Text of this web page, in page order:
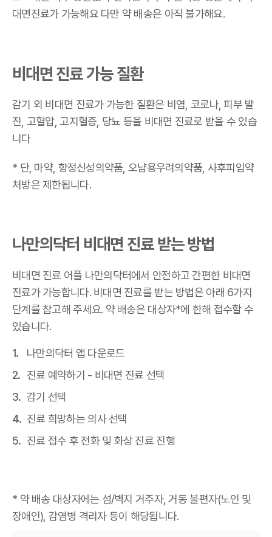
대면진료가 가능해요다만 약 배송은 아직 불가해요.
비대면 진료 가능 질환
감기 외 비대면 진료가 가능한 질환은 비염, 코로나, 피부 발
진, 고혈압, 고지혈증, 당뇨 등을 비대면 진료로 받을 수 있습
니다
* 단, 마약, 향정신성의약품, 오냠용우려의약품, 사후피임약
처방은 제한됩니다.
나만의닥터 비대면 진료 받는 방법
비대면 진료 어플 나만의닥터에서 안전하고 간편한 비대면
진료가 가능합니다. 비대면 진료를 받는 방법은 아래 6가지
단계를 참고해 주세요. 약 배송은 대상자*에 한해 접수할 수
있습니다.
나만의닥터 앱 다운로드
진료 예약하기 - 비대면 진료 선택
감기 선택
진료 희망하는 의사 선택
진료 접수 후 전화 및 화상 진료 진행
* 약 배송 대상자에는 섬/벽지 거주자, 거동 불편자(노인 및
장애인), 감염병 격리자 등이 해당됩니다.